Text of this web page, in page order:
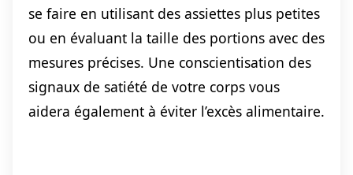
se faire en utilisant des assiettes plus petites
ou en évaluant la taille des portions avec des
mesures précises. Une conscientisation des
signaux de satiété de votre corps vous
aidera également à éviter l’excès alimentaire.